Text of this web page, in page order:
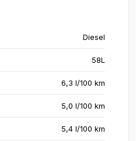
Diesel
58L
6,3 l/100 km
5,0 l/100 km
5,4 l/100 km